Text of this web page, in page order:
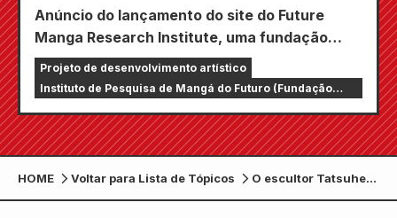
Anúncio do lançamento do site do Future
Manga Research Institute, uma fundação
geral sem fins lucrativos.
Projeto de desenvolvimento artístico
Instituto de Pesquisa de Mangá do Futuro (Fundação
HOME Voltar para Lista de Tópicos
O escultor Tatsuhei
Maruyama doou uma